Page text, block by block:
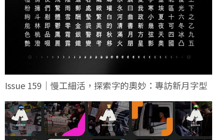
Issue 159｜慢工細活，探索字的奧妙：專訪新月字型